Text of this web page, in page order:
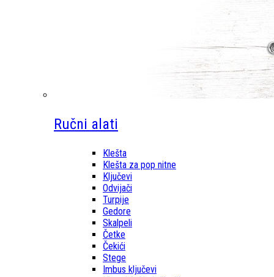
Ručni alati
Klešta
Klešta za pop nitne
Ključevi
Odvijači
Turpije
Gedore
Skalpeli
Četke
Čekići
Stege
Imbus ključevi